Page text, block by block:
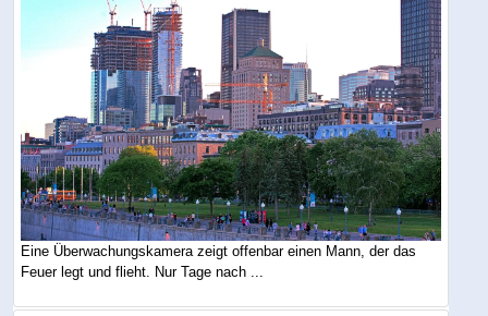
Eine Überwachungskamera zeigt offenbar einen Mann, der das
Feuer legt und flieht. Nur Tage nach ...